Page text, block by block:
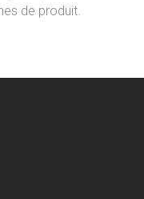
de produit.